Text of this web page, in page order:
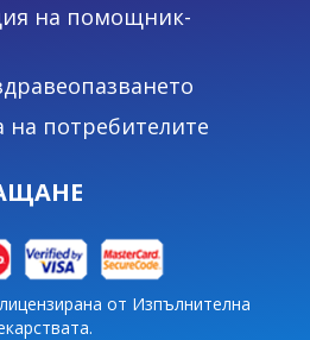
на помощник-
потребителите
от Изпълнителна